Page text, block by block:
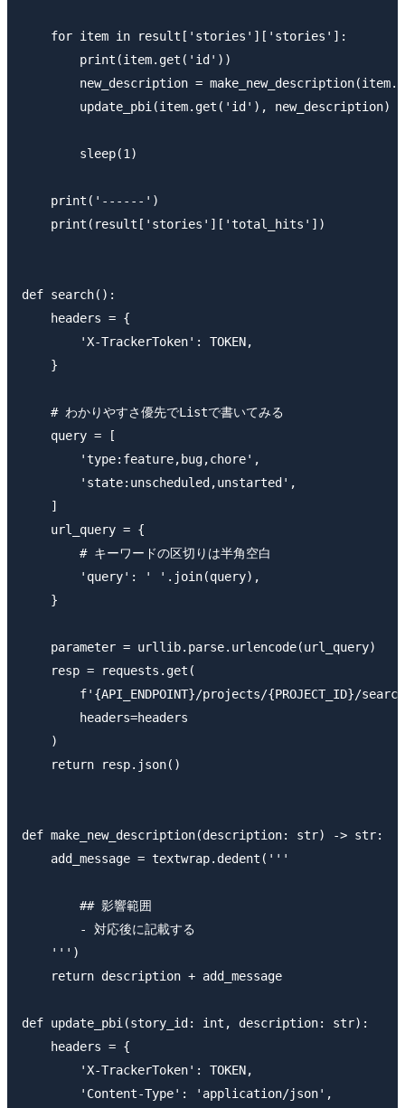
    for item in result['stories']['stories']:
        print(item.get('id'))
new_description =
        update_pbi(item.get('id'), new_description)
        sleep(1)
    print('------')
    print(result['stories']['total_hits'])
def search():
    headers = {
        'X-TrackerToken': TOKEN,
    }
    # わかりやすさ優先でListで書いてみる
    query = [
        'type:feature,bug,chore',
        'state:unscheduled,unstarted',
    ]
    url_query = {
        # キーワードの区切りは半角空白
        'query': ' '.join(query),
    }
    parameter = urllib.parse.urlencode(url_query)
    resp = requests.get(
f'{API_ENDPOINT}/projects/{PROJECT_ID}/
        headers=headers
    )
    return resp.json()
def make_new_description(description: str) -> str:
    add_message = textwrap.dedent('''
        ## 影響範囲
        - 対応後に記載する
    ''')
    return description + add_message
def update_pbi(story_id: int, description: str):
    headers = {
        'X-TrackerToken': TOKEN,
        'Content-Type': 'application/json',